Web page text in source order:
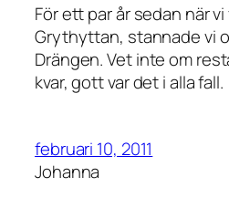
För ett par år sedan när vi
Grythyttan, stannade vi
Drängen. Vet inte om
kvar, gott var det i alla fall.
februari 10, 2011
Johanna